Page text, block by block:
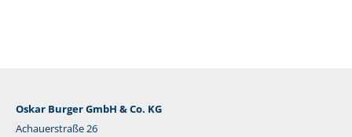
Oskar Burger GmbH & Co. KG
Achauerstraße 26